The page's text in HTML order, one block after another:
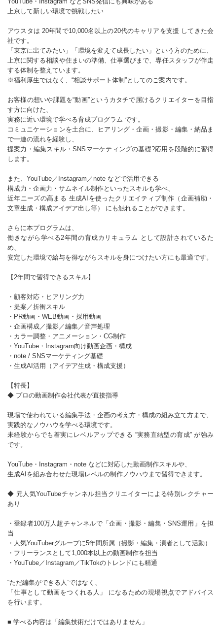
上京して新しい環境で挑戦したい
アウスタは 20年間で10,000名以上の20代のキャリアを支援 してきた会
社です。
「東京に出てみたい」「環境を変えて成長したい」という方のために、
上京に関する相談や住まいの準備、仕事選びまで、専任スタッフが伴走
する体制を整えています。
※福利厚生ではなく、“相談サポート体制”としてのご案内です。
お客様の想いや課題を“動画”というカタチで届けるクリエイターを目指
す方に向けた、
実務に近い環境で学べる育成プログラム です。
コミュニケーションを土台に、ヒアリング・企画・撮影・編集・納品ま
で一連の流れを経験し、
提案力・編集スキル・SNSマーケティングの基礎?応用を段階的に習得
します。
また、YouTube／Instagram／note などで活用できる
構成力・企画力・サムネイル制作といったスキルも学べ、
近年ニーズの高まる 生成AIを使ったクリエイティブ制作（企画補助・
文章生成・構成アイデア出し等） にも触れることができます。
さらに本プログラムは、
働きながら学べる2年間の育成カリキュラム として設計されているた
め、
安定した環境で給与を得ながらスキルを身につけたい方にも最適です。
【2年間で習得できるスキル】
・顧客対応・ヒアリング力
・提案／折衝スキル
・PR動画・WEB動画・採用動画
・企画構成／撮影／編集／音声処理
・カラー調整・アニメーション・CG制作
・YouTube・Instagram向け動画企画・構成
・note / SNSマーケティング基礎
・生成AI活用（アイデア生成・構成支援）
【特長】
◆ プロの動画制作会社代表が直接指導
現場で使われている編集手法・企画の考え方・構成の組み立て方まで、
実践的なノウハウを学べる環境です。
未経験からでも着実にレベルアップできる “実務直結型の育成” が強み
です。
YouTube・Instagram・note などに対応した動画制作スキルや、
生成AIを組み合わせた現場レベルの制作ノウハウまで習得できます。
◆ 元人気YouTubeチャンネル担当クリエイターによる特別レクチャー
あり
・登録者100万人超チャンネルで「企画・撮影・編集・SNS運用」を担
当
・人気YouTuberグループに5年間所属（撮影・編集・演者として活動）
・フリーランスとして1,000本以上の動画制作を担当
・YouTube／Instagram／TikTokのトレンドにも精通
“ただ編集ができる人”ではなく、
「仕事として動画をつくれる人」 になるための現場視点でアドバイス
を行います。
■ 学べる内容は「編集技術だけではありません」